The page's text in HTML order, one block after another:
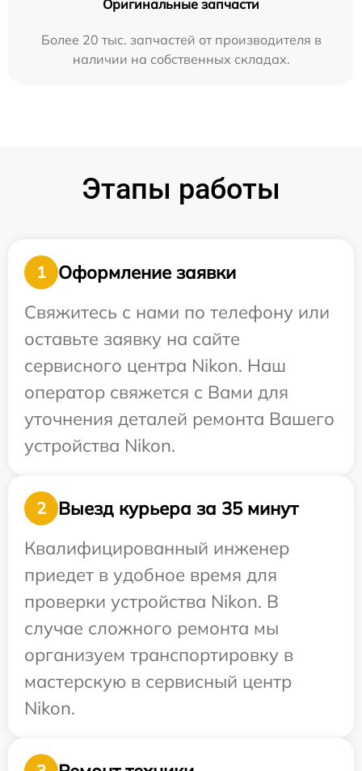
Оригинальные запчасти
Более 20 тыс. запчастей от производителя в
наличии на собственных складах.
Этапы работы
1
Оформление заявки
Свяжитесь с нами по телефону или
оставьте заявку на сайте
сервисного центра Nikon. Наш
оператор свяжется с Вами для
уточнения деталей ремонта Вашего
устройства Nikon.
2
Выезд курьера за 35 минут
Квалифицированный инженер
приедет в удобное время для
проверки устройства Nikon. В
случае сложного ремонта мы
организуем транспортировку в
мастерскую в сервисный центр
Nikon.